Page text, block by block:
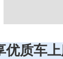
优质车